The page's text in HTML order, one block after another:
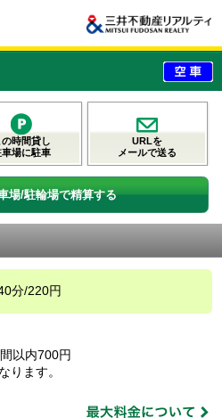
の時間貸し
車場に駐車
URLを
メールで送る
場/駐輪場で精算する
分/220円
以内700円
ります。